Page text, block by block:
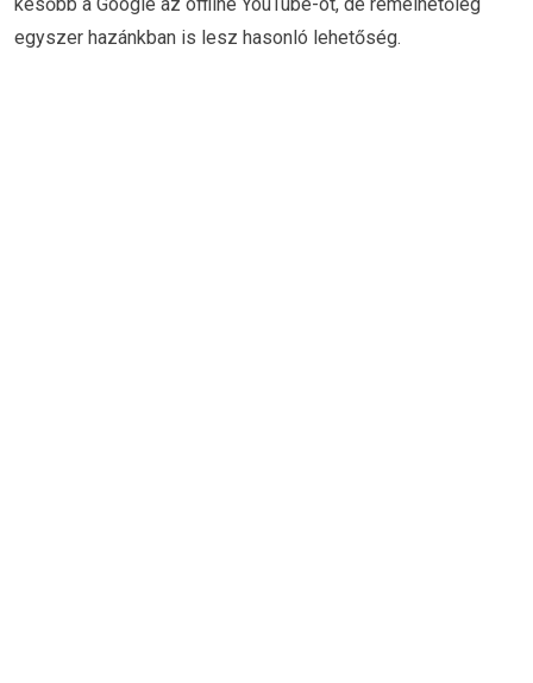
egyszer hazánkban is lesz hasonló lehetőség.